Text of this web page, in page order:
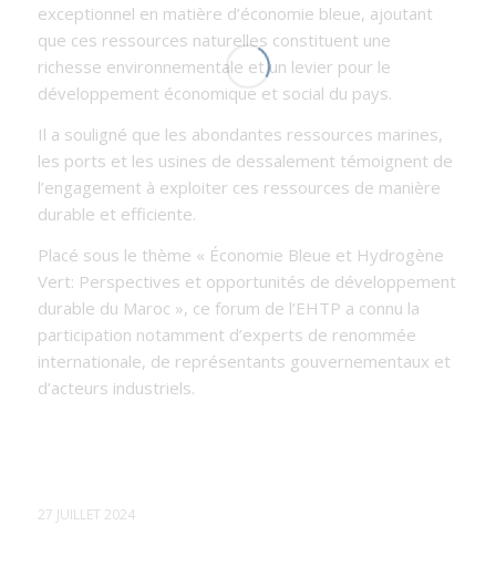
exceptionnel en matière d’économie bleue, ajoutant
que ces ressources naturelles constituent une
richesse environnementale et un levier pour le
développement économique et social du pays.
Il a souligné que les abondantes ressources marines,
les ports et les usines de dessalement témoignent de
l’engagement à exploiter ces ressources de manière
durable et efficiente.
Placé sous le thème « Économie Bleue et Hydrogène
Vert: Perspectives et opportunités de développement
durable du Maroc », ce forum de l’EHTP a connu la
participation notamment d’experts de renommée
internationale, de représentants gouvernementaux et
d’acteurs industriels.
27 JUILLET 2024